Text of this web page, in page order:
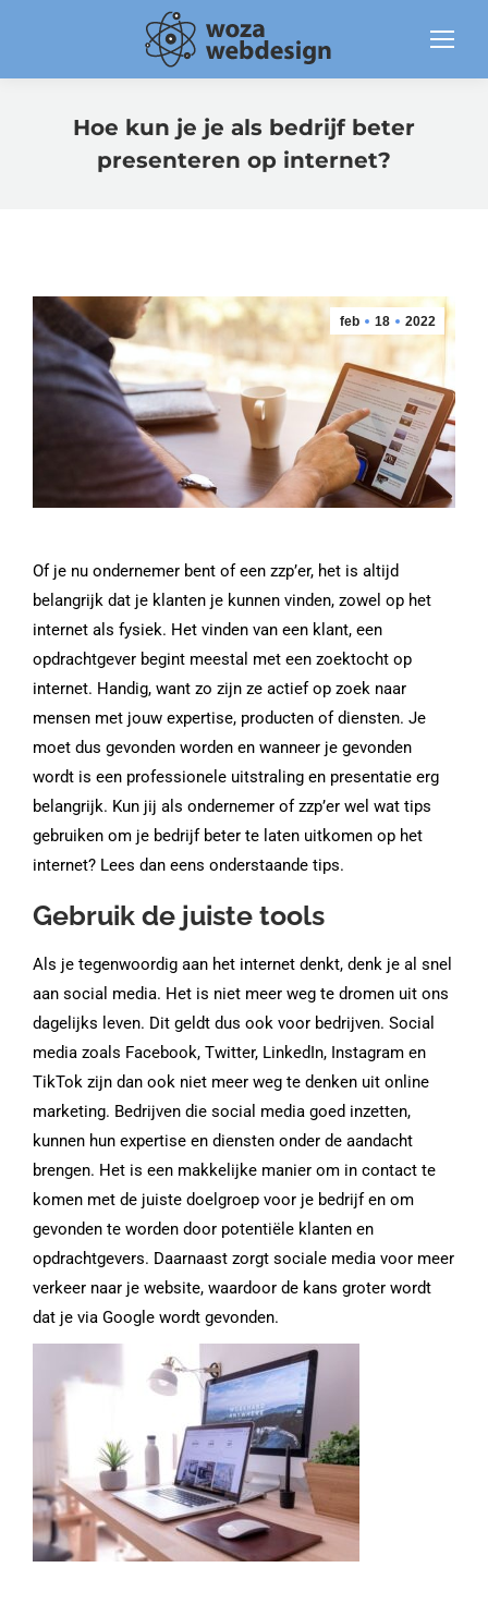
Hoe kun je je als bedrijf beter
presenteren op internet?
feb 18 2022
Of je nu ondernemer bent of een zzp’er, het is altijd
belangrijk dat je klanten je kunnen vinden, zowel op het
internet als fysiek. Het vinden van een klant, een
opdrachtgever begint meestal met een zoektocht op
internet. Handig, want zo zijn ze actief op zoek naar
mensen met jouw expertise, producten of diensten. Je
moet dus gevonden worden en wanneer je gevonden
wordt is een professionele uitstraling en presentatie erg
belangrijk. Kun jij als ondernemer of zzp’er wel wat tips
gebruiken om je bedrijf beter te laten uitkomen op het
internet? Lees dan eens onderstaande tips.
Gebruik de juiste tools
Als je tegenwoordig aan het internet denkt, denk je al snel
aan social media. Het is niet meer weg te dromen uit ons
dagelijks leven. Dit geldt dus ook voor bedrijven. Social
media zoals Facebook, Twitter, LinkedIn, Instagram en
TikTok zijn dan ook niet meer weg te denken uit online
marketing. Bedrijven die social media goed inzetten,
kunnen hun expertise en diensten onder de aandacht
brengen. Het is een makkelijke manier om in contact te
komen met de juiste doelgroep voor je bedrijf en om
gevonden te worden door potentiële klanten en
opdrachtgevers. Daarnaast zorgt sociale media voor meer
verkeer naar je website, waardoor de kans groter wordt
dat je via Google wordt gevonden.